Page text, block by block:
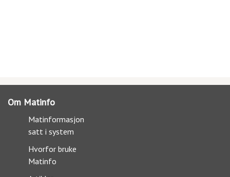
Om Matinfo
Matinformasjon
satt i system
Hvorfor bruke
Matinfo